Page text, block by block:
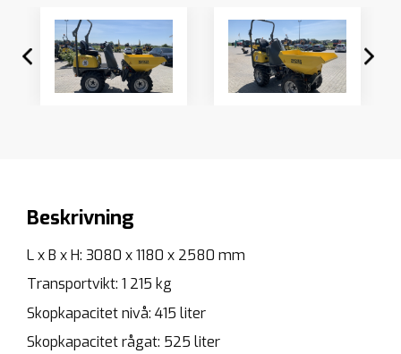
Beskrivning
L x B x H: 3080 x 1180 x 2580 mm
Transportvikt: 1 215 kg
Skopkapacitet nivå: 415 liter
Skopkapacitet rågat: 525 liter